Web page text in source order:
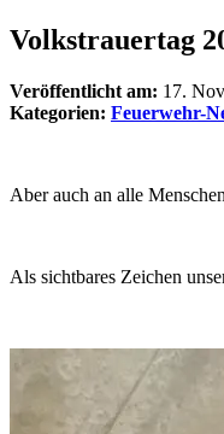
Volkstrauertag
Veröffentlicht am: 17.
Kategorien: Feuerwehr-
Aber auch an alle
Als sichtbares Zeichen